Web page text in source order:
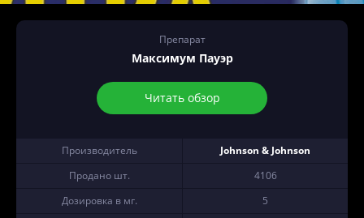
Препарат
Максимум Пауэр
Читать обзор
Производитель
Johnson & Johnson
Продано шт.
4106
Дозировка в мг.
5